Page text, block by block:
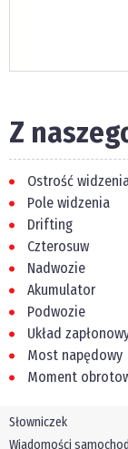
Z
Ostrość
Pole widzenia
Drifting
Czterosuw
Nadwozie
Akumulator
Podwozie
Układ
Most napędowy
Moment
Słowniczek
Wiadomości